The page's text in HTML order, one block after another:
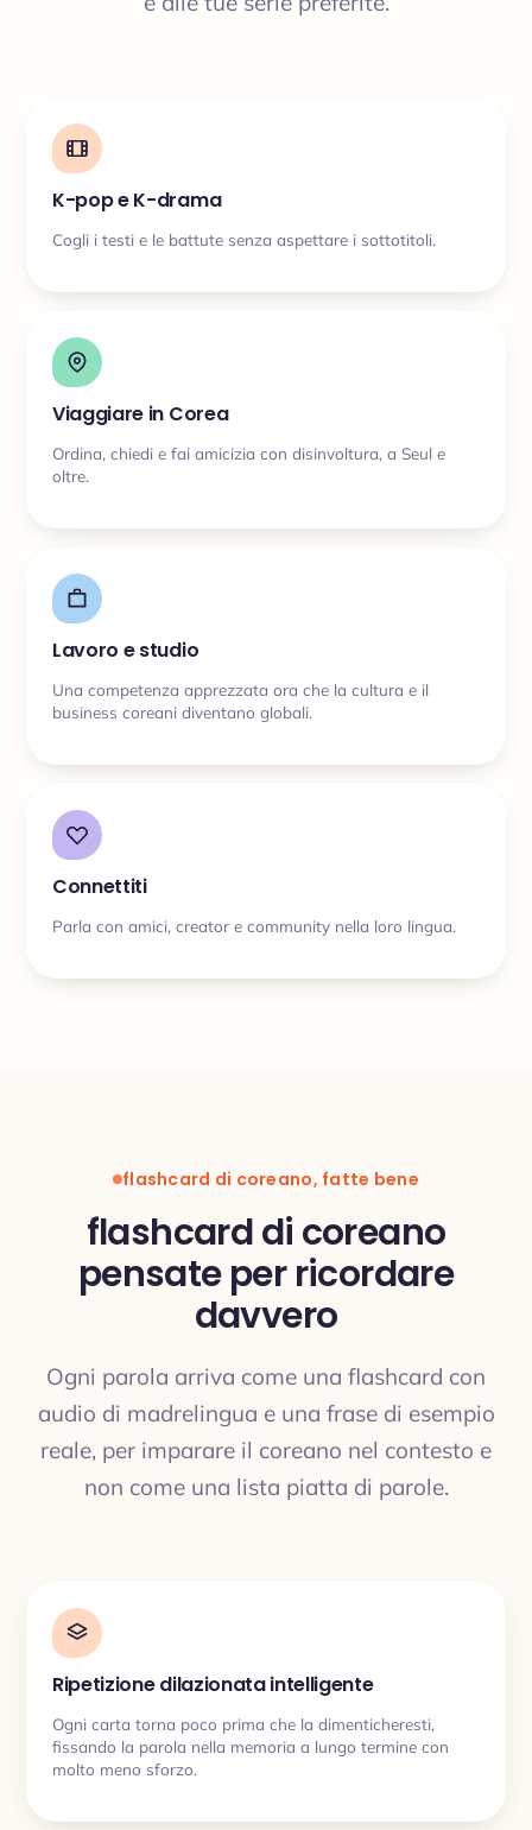
K-pop e K-drama
Cogli i testi e le battute senza aspettare i sottotitoli.
Viaggiare in Corea
Ordina, chiedi e fai amicizia con disinvoltura, a Seul e
oltre.
Lavoro e studio
Una competenza apprezzata ora che la cultura e il
business coreani diventano globali.
Connettiti
Parla con amici, creator e community nella loro lingua.
flashcard di coreano, fatte bene
flashcard di coreano
pensate per ricordare
davvero
Ogni parola arriva come una flashcard con
audio di madrelingua e una frase di esempio
reale, per imparare il coreano nel contesto e
non come una lista piatta di parole.
Ripetizione dilazionata intelligente
Ogni carta torna poco prima che la dimenticheresti,
fissando la parola nella memoria a lungo termine con
molto meno sforzo.